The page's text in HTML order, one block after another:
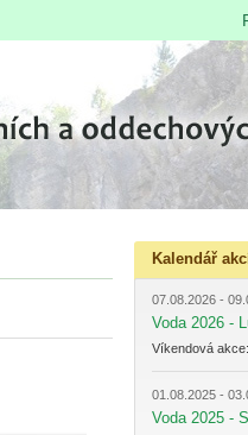
Kalendář
07.08.2026 -
Voda 2026 -
Víkendová
01.08.2025 -
Voda 2025 -